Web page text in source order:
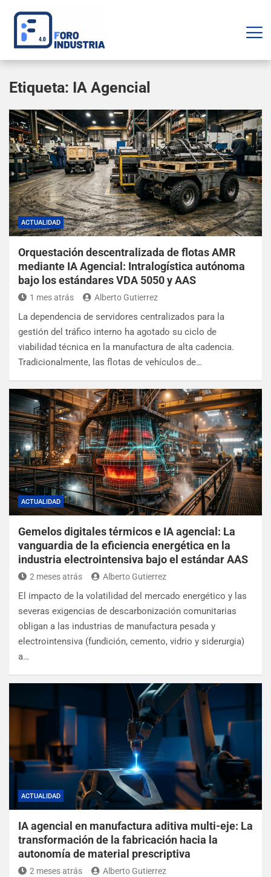
Etiqueta: IA Agencial
ACTUALIDAD
Orquestación descentralizada de flotas AMR
mediante IA Agencial: Intralogística autónoma
bajo los estándares VDA 5050 y AAS
1 mes atrás Alberto Gutierrez
La dependencia de servidores centralizados para la
gestión del tráfico interno ha agotado su ciclo de
viabilidad técnica en la manufactura de alta cadencia.
Tradicionalmente, las flotas de vehículos de…
ACTUALIDAD
Gemelos digitales térmicos e IA agencial: La
vanguardia de la eficiencia energética en la
industria electrointensiva bajo el estándar AAS
2 meses atrás Alberto Gutierrez
El impacto de la volatilidad del mercado energético y las
severas exigencias de descarbonización comunitarias
obligan a las industrias de manufactura pesada y
electrointensiva (fundición, cemento, vidrio y siderurgia)
a…
ACTUALIDAD
IA agencial en manufactura aditiva multi-eje: La
transformación de la fabricación hacia la
autonomía de material prescriptiva
2 meses atrás Alberto Gutierrez